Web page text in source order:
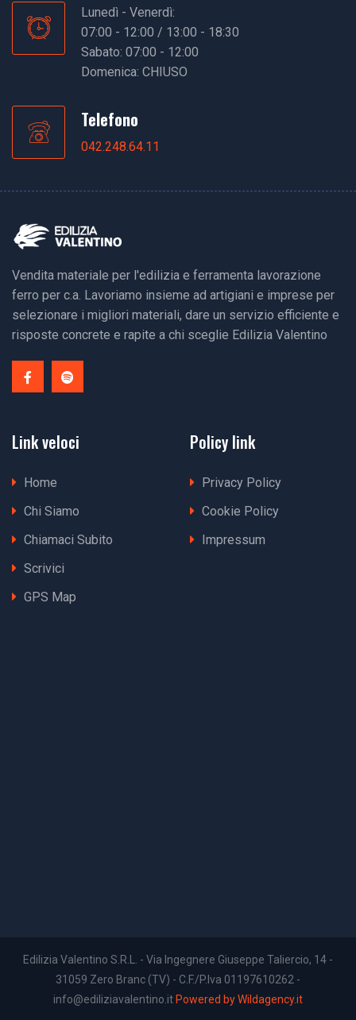
Lunedì - Venerdì:
07:00 - 12:00 / 13:00 - 18:30
Sabato: 07:00 - 12:00
Domenica: CHIUSO
Telefono
042.248.64.11
Vendita materiale per l'edilizia e ferramenta lavorazione
ferro per c.a. Lavoriamo insieme ad artigiani e imprese per
selezionare i migliori materiali, dare un servizio efficiente e
risposte concrete e rapite a chi sceglie Edilizia Valentino
Link veloci
Home
Chi Siamo
Chiamaci Subito
Scrivici
GPS Map
Policy link
Privacy Policy
Cookie Policy
Impressum
Edilizia Valentino S.R.L. - Via Ingegnere Giuseppe Taliercio, 14 -
31059 Zero Branc (TV) - C.F./P.Iva 01197610262 -
info@ediliziavalentino.it Powered by Wildagency.it